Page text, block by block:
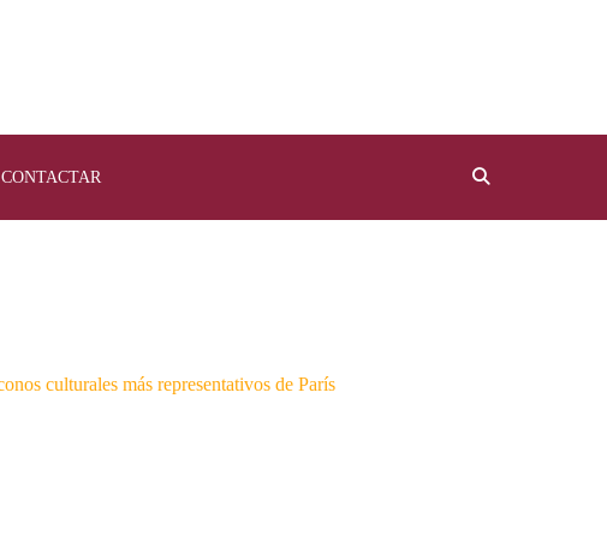
CONTACTAR
culturales más representativos de París